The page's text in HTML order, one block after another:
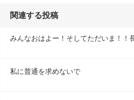
関連する投稿
みんなおはよー！そしてただいま！！
私に普通を求めないで